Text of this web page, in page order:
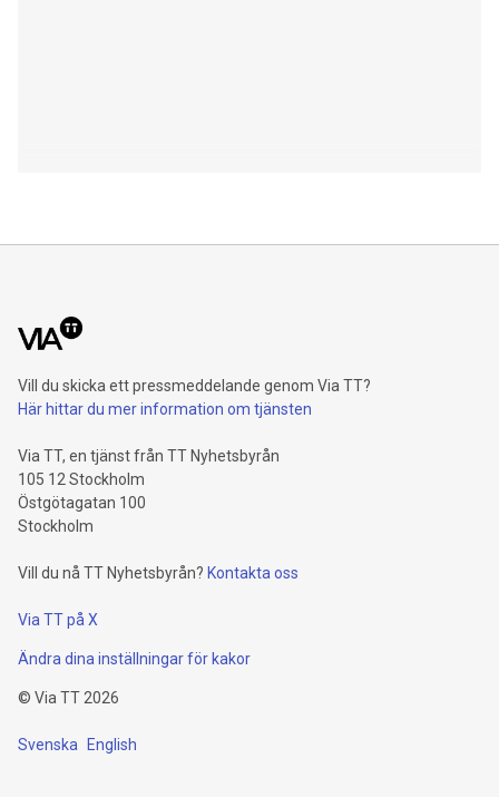
Vill du skicka ett pressmeddelande genom Via TT?
Här hittar du mer information om tjänsten
Via TT, en tjänst från TT Nyhetsbyrån
105 12 Stockholm
Östgötagatan 100
Stockholm
Vill du nå TT Nyhetsbyrån? Kontakta oss
Via TT på X
Ändra dina inställningar för kakor
© Via TT2026
Svenska English